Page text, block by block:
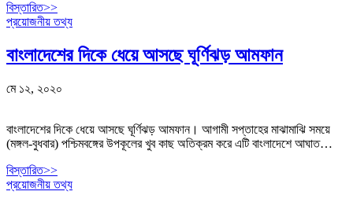
বিস্তারিত>>
প্রয়োজনীয় তথ্য
বাংলাদেশের দিকে ধেয়ে আসছে ঘূর্ণিঝড় আমফান
মে ১২, ২০২০
বাংলাদেশের দিকে ধেয়ে আসছে ঘূর্ণিঝড় আমফান। আগামী সপ্তাহের মাঝামাঝি সময়ে
(মঙ্গল-বুধবার) পশ্চিমবঙ্গের উপকূলের খুব কাছ অতিক্রম করে এটি বাংলাদেশে আঘাত…
বিস্তারিত>>
প্রয়োজনীয় তথ্য